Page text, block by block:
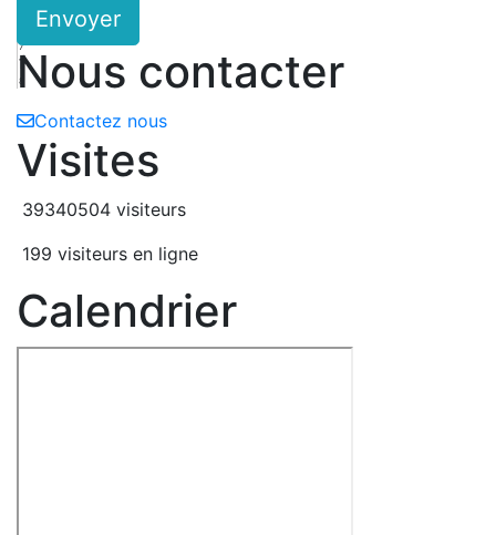
7
f
8
Envoyer
Nous contacter
Contactez nous
Visites
39340504 visiteurs
199 visiteurs en ligne
Calendrier